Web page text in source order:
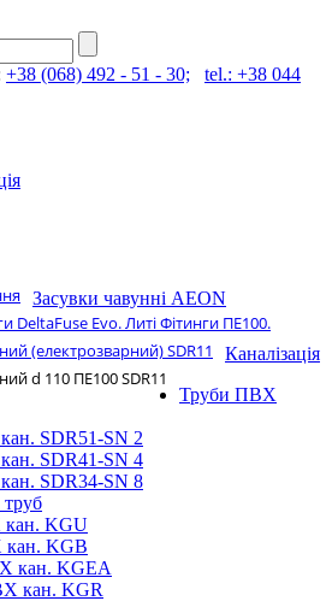
+38 (068) 492 - 51 - 30;
tel.: +38 044
DeltaFuse Evo. Литі Фітинги ПЕ100.
(електрозварний) SDR11
d 110 ПЕ100 SDR11
Засувки чавунні AEON
Каналізація
Труби ПВХ
SDR51-SN 2
SDR41-SN 4
SDR34-SN 8
KGU
KGB
кан. KGEA
кан. KGR